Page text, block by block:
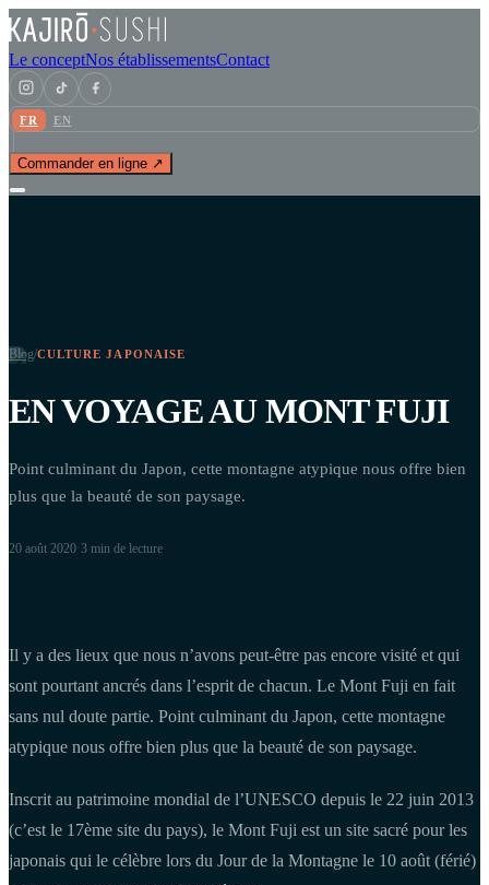
Le conceptNos établissementsContact
FR EN
Commander en ligne ↗
Blog/CULTURE JAPONAISE
EN VOYAGE AU MONT FUJI
Point culminant du Japon, cette montagne atypique nous offre bien
plus que la beauté de son paysage.
20 août 2020 3 min de lecture
Il y a des lieux que nous n’avons peut-être pas encore visité et qui
sont pourtant ancrés dans l’esprit de chacun. Le Mont Fuji en fait
sans nul doute partie. Point culminant du Japon, cette montagne
atypique nous offre bien plus que la beauté de son paysage.
Inscrit au patrimoine mondial de l’UNESCO depuis le 22 juin 2013
(c’est le 17ème site du pays), le Mont Fuji est un site sacré pour les
japonais qui le célèbre lors du Jour de la Montagne le 10 août (férié)